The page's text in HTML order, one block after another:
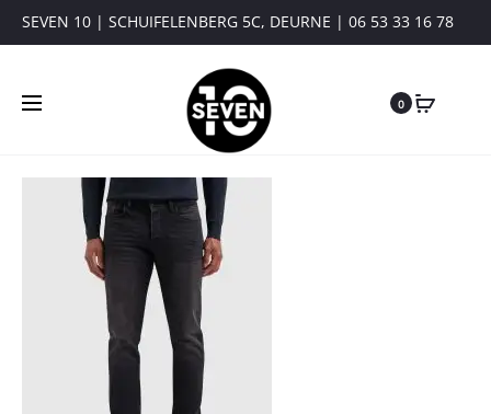
SEVEN 10 | SCHUIFELENBERG 5C, DEURNE | 06 53 33 16 78
0